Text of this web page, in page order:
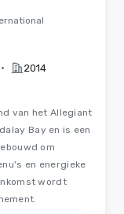
• 2014
van het Allegiant
Bay en is een
om
en energieke
wordt